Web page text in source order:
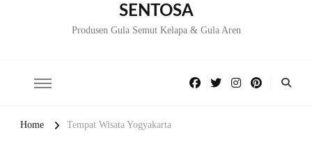
SENTOSA
Produsen Gula Semut Kelapa & Gula Aren
Home Tempat Wisata Yogyakarta